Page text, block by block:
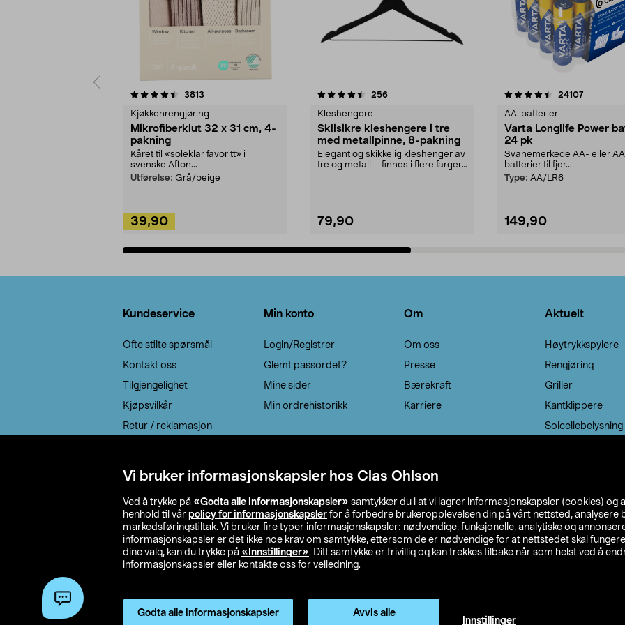
Vi bruker informasjonskapsler hos Clas Ohlson
Ved å trykke på «Godta alle informasjonskapsler» samtykker du i at vi lagrer informasjonskapsler (cookies) og
henhold til vår policy for informasjonskapsler for å forbedre brukeropplevelsen din på vårt nettsted, analysere
markedsføringstiltak. Vi bruker fire typer informasjonskapsler: nødvendige, funksjonelle, analytiske og
informasjonskapsler er det ikke noe krav om samtykke, ettersom de er nødvendige for at nettstedet skal
dine valg, kan du trykke på «Innstillinger». Ditt samtykke er frivillig og kan trekkes tilbake når som helst ved å
informasjonskapsler eller kontakte oss for veiledning.
Godta alle informasjonskapsler Avvis alle
Innstillinger
3813
Kjøkkenrengjøring
Mikrofiberklut 32 x 31 cm, 4-
pakning
Kåret til «soleklar favoritt» i
svenske Afton...
Utførelse: Grå/beige
39,90
4.5av 5 stjerner 256anmeldelser
Kleshengere
Sklisikre kleshengere i tre
med metallpinne, 8-pakning
Elegant og skikkelig kleshenger av
tre og metall – finnes i flere farger.
79,90
4.5av 5 stjerner 24107
AA-batterier
Varta Longlife Power
24 pk
Svanemerkede AA- eller
batterier til fjer...
Type: AA/LR6
149,90
4.5av 5 stjerner
Kundeservice
Ofte stilte spørsmål
Kontakt oss
Tilgjengelighet
Kjøpsvilkår
Retur / reklamasjon
Min konto
Login/Registrer
Glemt passordet?
Mine sider
Min ordrehistorikk
Om
Om oss
Presse
Bærekraft
Karriere
Aktuelt
Høytrykkspylere
Rengjøring
Griller
Kantklippere
Solcellebelysning